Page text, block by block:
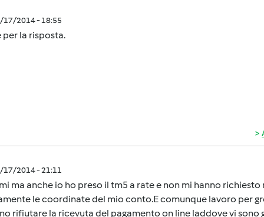
17/2014 - 18:55
per la risposta.
17/2014 - 21:11
ma anche io ho preso il tm5 a rate e non mi hanno
le coordinate del mio conto.E comunque lavoro per
rifiutare la ricevuta del pagamento on line laddove vi